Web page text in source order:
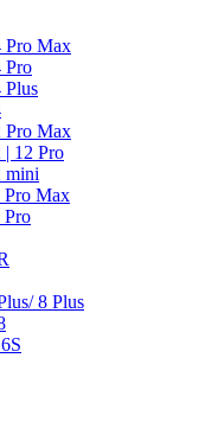
Pro Max
Pro
Plus
Pro Max
12 Pro
mini
Pro Max
Pro
8 Plus